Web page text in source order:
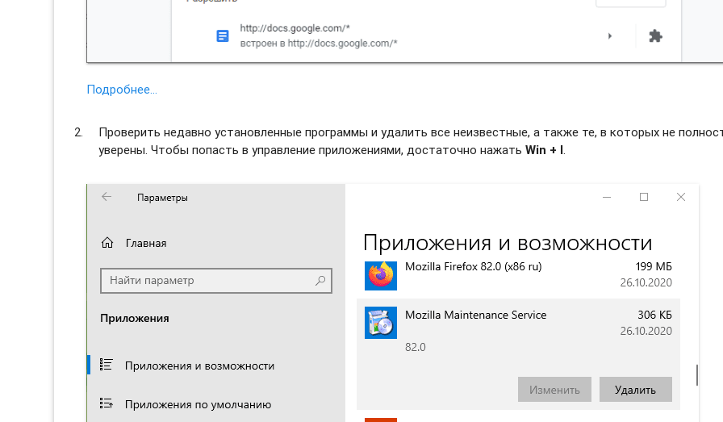
Подробнее…
Проверить недавно установленные программы и удалить все неизвестные, а также те, в которых не
уверены. Чтобы попасть в управление приложениями, достаточно нажатьWin + I